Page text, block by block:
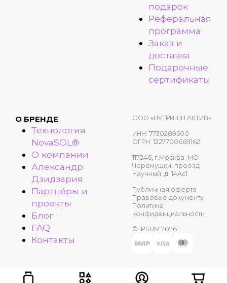
подарок
Реферальная
программа
Заказ и
доставка
Подарочные
сертификаты
О БРЕНДЕ
Технология
NovaSOL®
О компании
Александр
Дзидзария
Партнёры и
проекты
Блог
FAQ
Контакты
ООО «НУТРИШН АКТИВ»
ИНН: 7730289500
ОГРН: 1227700669162
117246, г.Москва, МО
Черемушки, проезд
Научный, д. 14Ас1
Публичная оферта
Правовые документы
Политика
конфиденциальности
© IPSUM 2026